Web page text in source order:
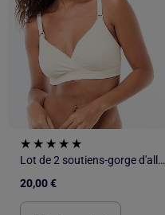
Lot de 2 soutiens-gorge d'allaitement en coton
20,00 €